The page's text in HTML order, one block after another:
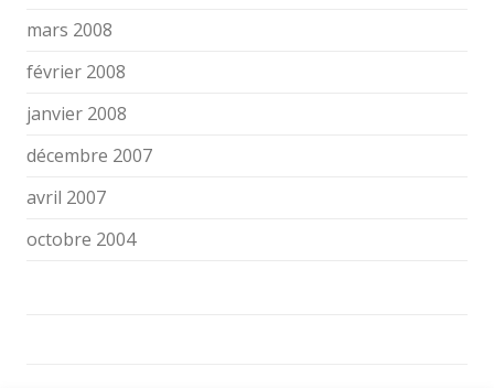
mars 2008
février 2008
janvier 2008
décembre 2007
avril 2007
octobre 2004